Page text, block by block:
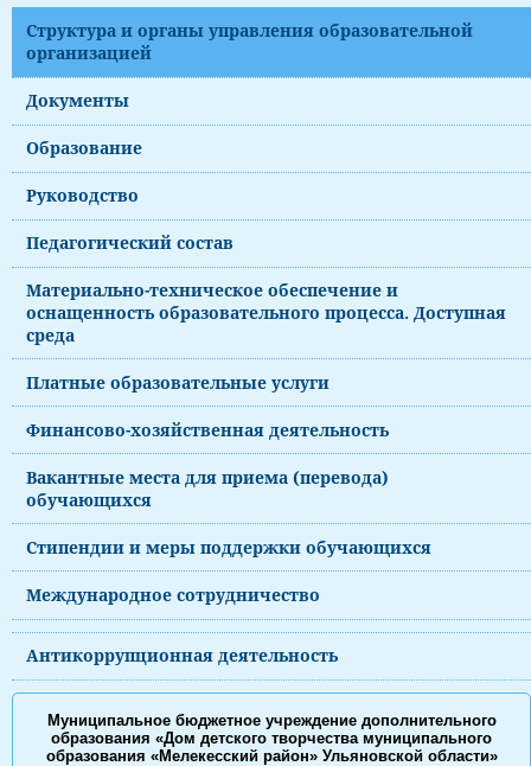
Структура и органы управления образовательной
организацией
Документы
Образование
Руководство
Педагогический состав
Материально-техническое обеспечение и
оснащенность образовательного процесса. Доступная
среда
Платные образовательные услуги
Финансово-хозяйственная деятельность
Вакантные места для приема (перевода)
обучающихся
Стипендии и меры поддержки обучающихся
Международное сотрудничество
Антикоррупционная деятельность
Муниципальное бюджетное учреждение дополнительного
образования «Дом детского творчества муниципального
образования «Мелекесский район» Ульяновской области»